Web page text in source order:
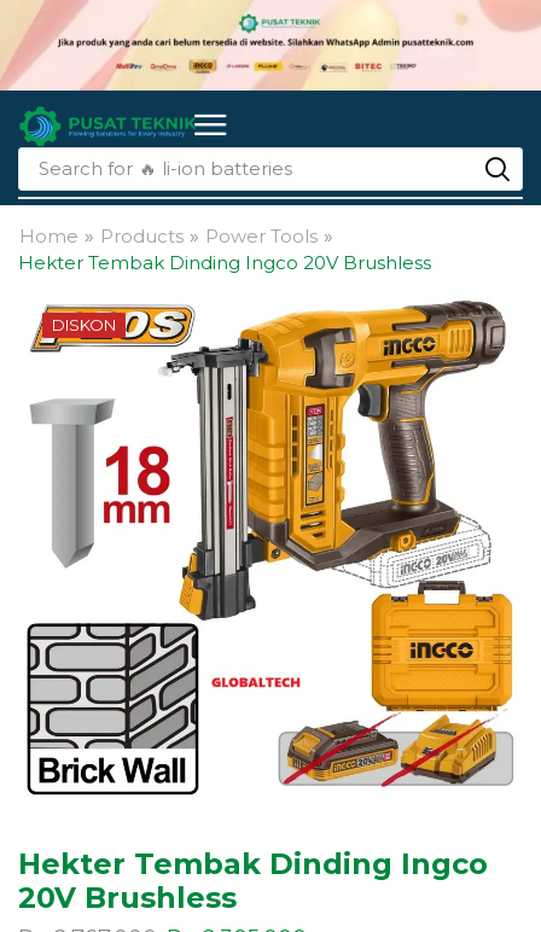
Search for 🔥 li-ion batteries
Home » Products » Power Tools »
Hekter Tembak Dinding Ingco 20V Brushless
DISKON
Hekter Tembak Dinding Ingco
20V Brushless